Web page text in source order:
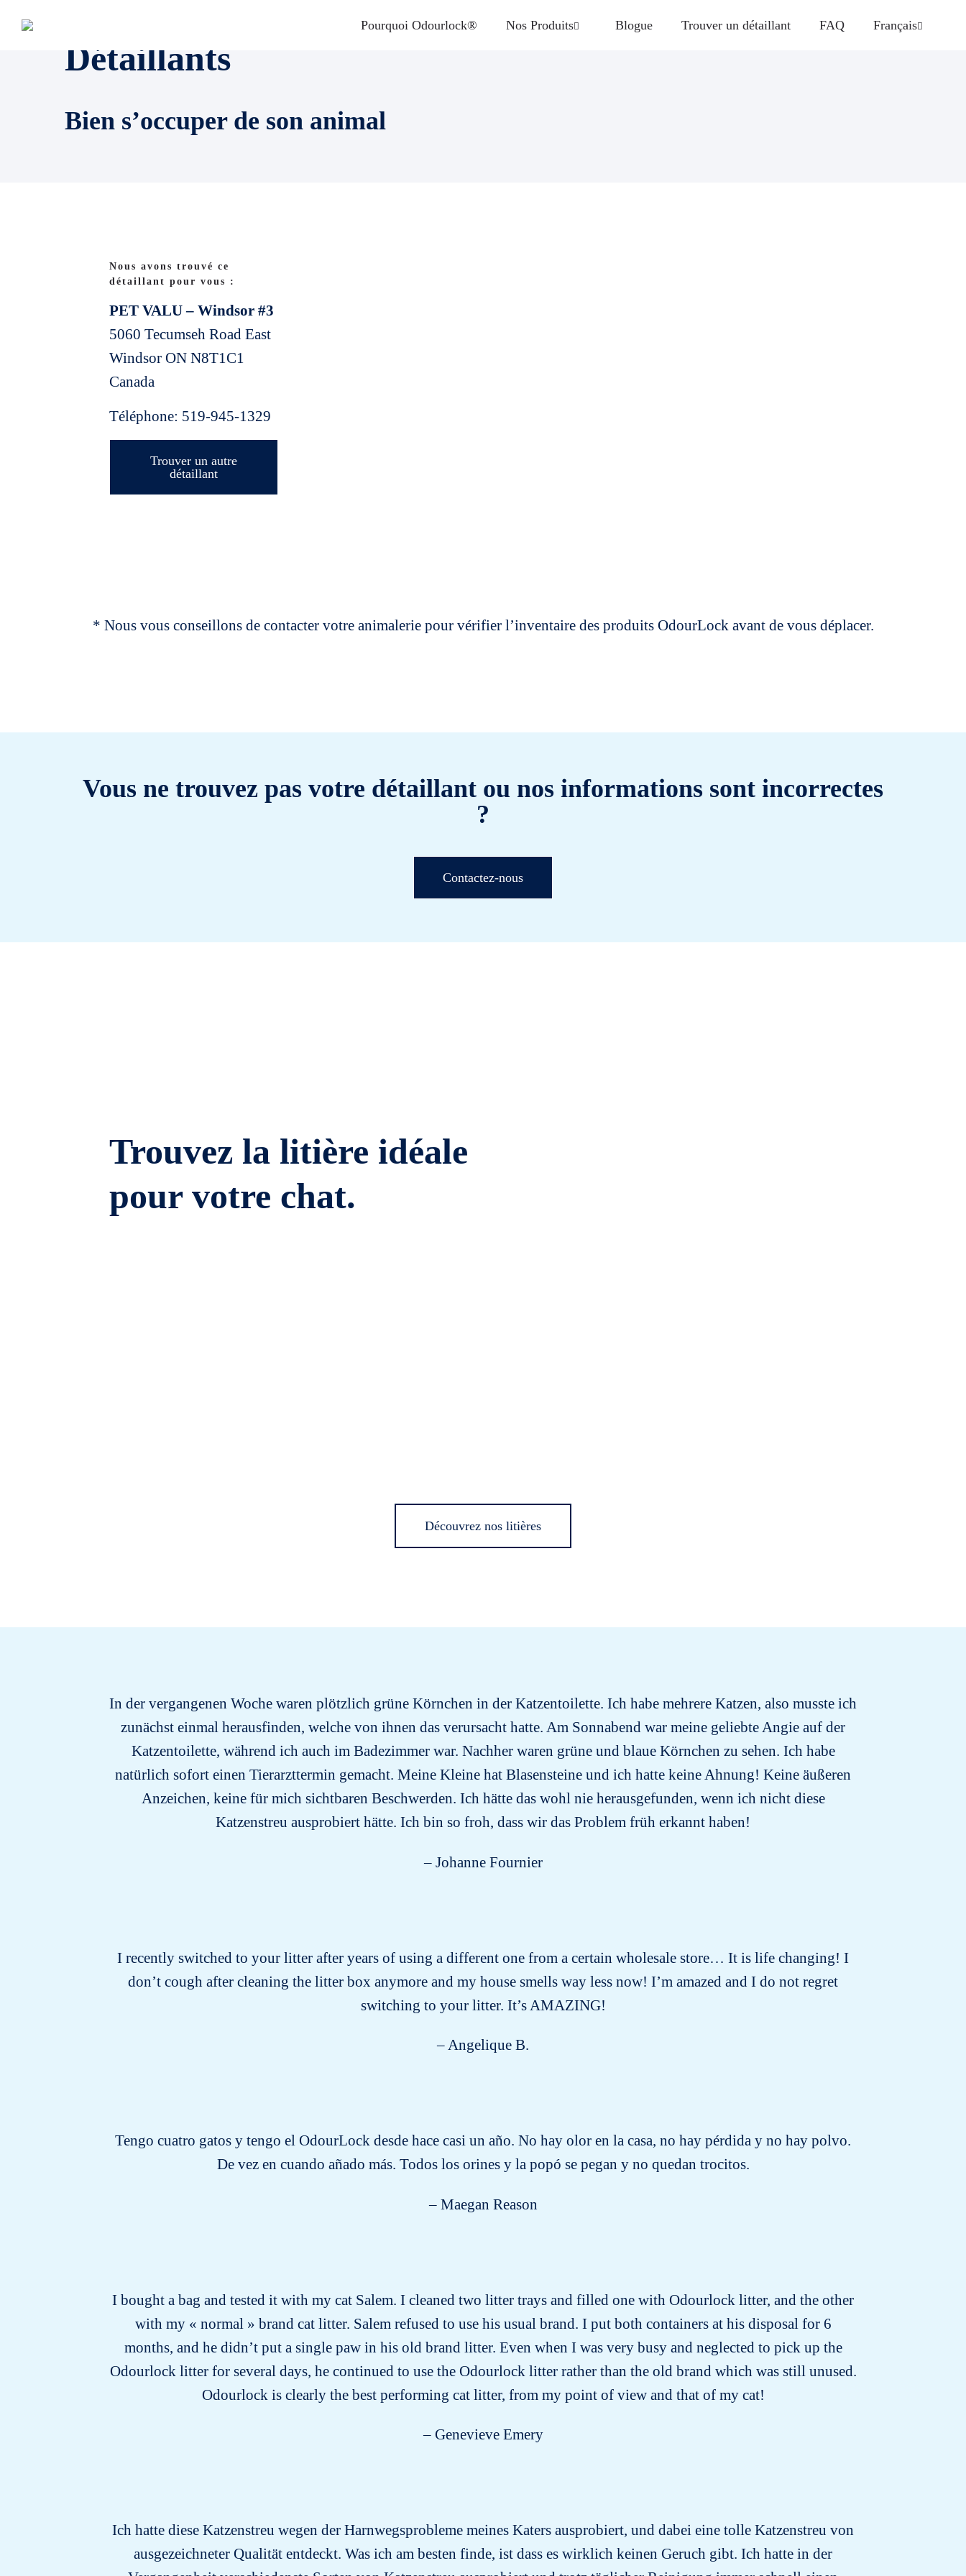
Pourquoi Odourlock® Nos Produits Blogue Trouver un détaillant FAQ Français
Détaillants
Bien s’occuper de son animal
Nous avons trouvé ce
détaillant pour vous :
PET VALU – Windsor #3
5060 Tecumseh Road East
Windsor ON N8T1C1
Canada
Téléphone: 519-945-1329
Trouver un autre
détaillant
* Nous vous conseillons de contacter votre animalerie pour vérifier l’inventaire des produits OdourLock avant de vous déplacer.
Vous ne trouvez pas votre détaillant ou nos informations sont incorrectes
?
Contactez-nous
Trouvez la litière idéale
pour votre chat.
Découvrez nos litières
In der vergangenen Woche waren plötzlich grüne Körnchen in der Katzentoilette. Ich habe mehrere Katzen, also musste ich
zunächst einmal herausfinden, welche von ihnen das verursacht hatte. Am Sonnabend war meine geliebte Angie auf der
Katzentoilette, während ich auch im Badezimmer war. Nachher waren grüne und blaue Körnchen zu sehen. Ich habe
natürlich sofort einen Tierarzttermin gemacht. Meine Kleine hat Blasensteine und ich hatte keine Ahnung! Keine äußeren
Anzeichen, keine für mich sichtbaren Beschwerden. Ich hätte das wohl nie herausgefunden, wenn ich nicht diese
Katzenstreu ausprobiert hätte. Ich bin so froh, dass wir das Problem früh erkannt haben!
– Johanne Fournier
I recently switched to your litter after years of using a different one from a certain wholesale store… It is life changing! I
don’t cough after cleaning the litter box anymore and my house smells way less now! I’m amazed and I do not regret
switching to your litter. It’s AMAZING!
– Angelique B.
Tengo cuatro gatos y tengo el OdourLock desde hace casi un año. No hay olor en la casa, no hay pérdida y no hay polvo.
De vez en cuando añado más. Todos los orines y la popó se pegan y no quedan trocitos.
– Maegan Reason
I bought a bag and tested it with my cat Salem. I cleaned two litter trays and filled one with Odourlock litter, and the other
with my « normal » brand cat litter. Salem refused to use his usual brand. I put both containers at his disposal for 6
months, and he didn’t put a single paw in his old brand litter. Even when I was very busy and neglected to pick up the
Odourlock litter for several days, he continued to use the Odourlock litter rather than the old brand which was still unused.
Odourlock is clearly the best performing cat litter, from my point of view and that of my cat!
– Genevieve Emery
Ich hatte diese Katzenstreu wegen der Harnwegsprobleme meines Katers ausprobiert, und dabei eine tolle Katzenstreu von
ausgezeichneter Qualität entdeckt. Was ich am besten finde, ist dass es wirklich keinen Geruch gibt. Ich hatte in der